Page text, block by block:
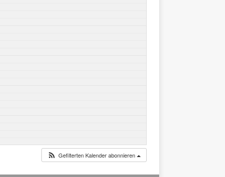
Gefilterten Kalender abonnieren